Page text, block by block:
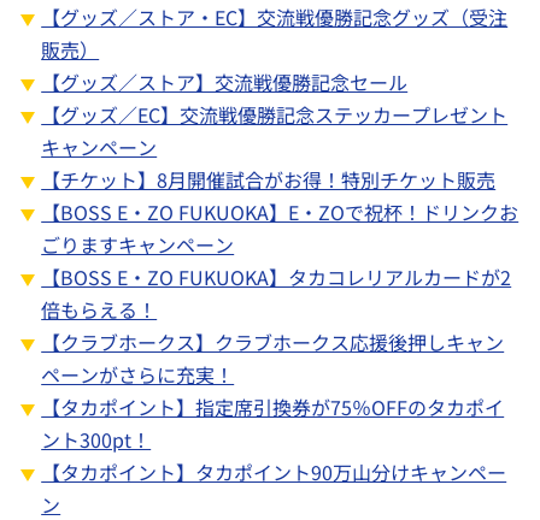
【グッズ／ストア・EC】交流戦優勝記念グッズ（受注
販売）
【グッズ／ストア】交流戦優勝記念セール
【グッズ／EC】交流戦優勝記念ステッカープレゼント
キャンペーン
【チケット】8月開催試合がお得！特別チケット販売
【BOSS E・ZO FUKUOKA】E・ZOで祝杯！ドリンクお
ごりますキャンペーン
【BOSS E・ZO FUKUOKA】タカコレリアルカードが2
倍もらえる！
【クラブホークス】クラブホークス応援後押しキャン
ペーンがさらに充実！
【タカポイント】指定席引換券が75％OFFのタカポイ
ント300pt！
【タカポイント】タカポイント90万山分けキャンペー
ン